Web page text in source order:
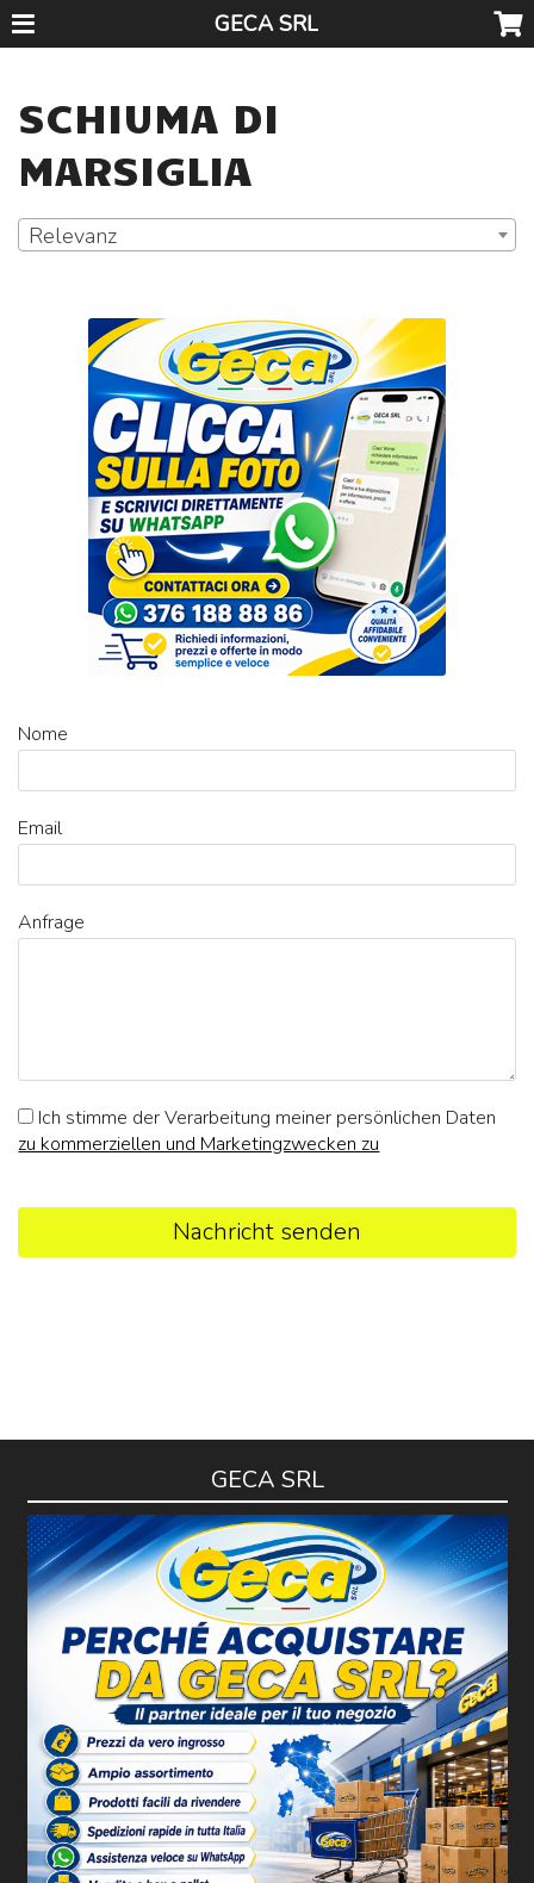
GECA SRL
SCHIUMA DI
MARSIGLIA
Relevanz
Nome
Email
Anfrage
Ich stimme der Verarbeitung meiner persönlichen Daten
zu kommerziellen und Marketingzwecken zu
Nachricht senden
GECA SRL